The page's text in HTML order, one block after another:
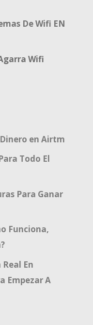
De Wifi EN
Wifi
en Airtm
Todo El
Para Ganar
Funciona,
En
Empezar A